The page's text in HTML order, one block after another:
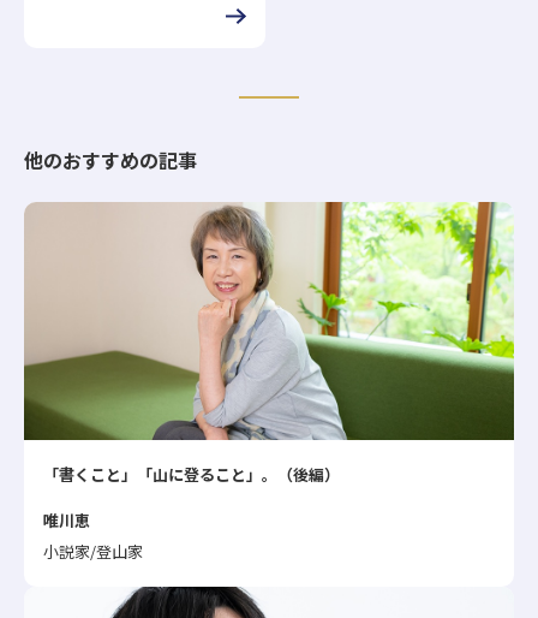
他のおすすめの記事
「書くこと」「山に登ること」。（後編）
唯川恵
小説家/登山家